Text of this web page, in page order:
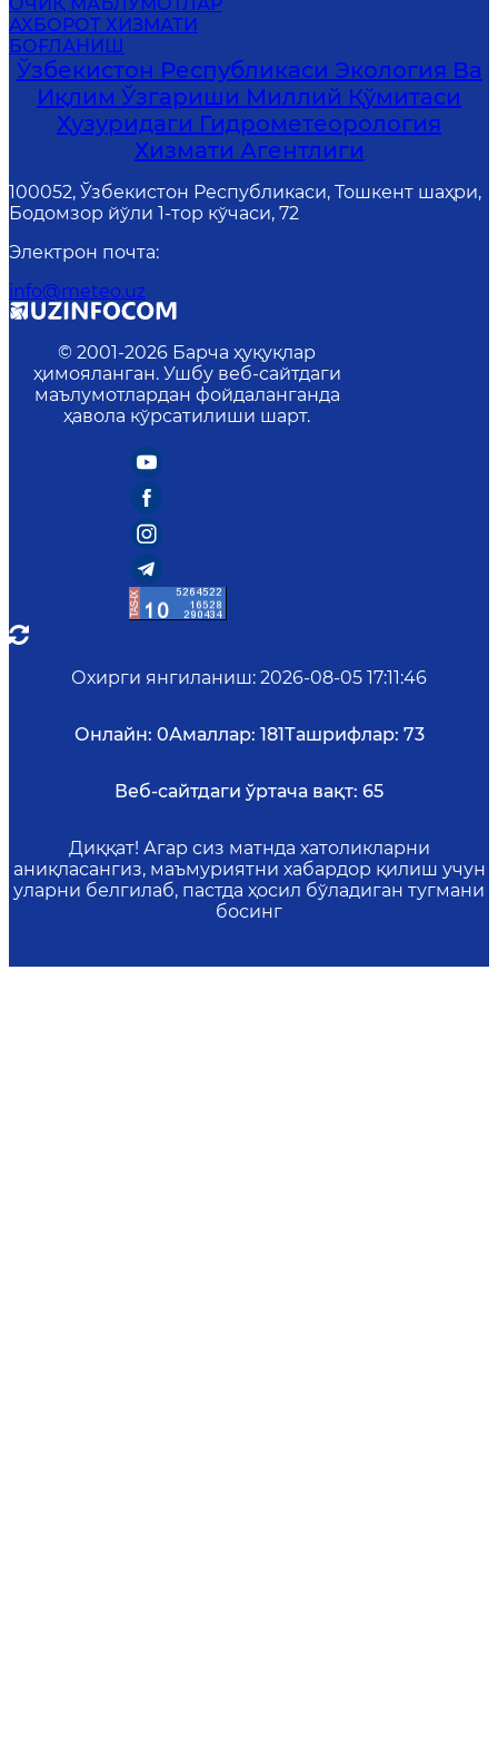
АХБОРОТ ХИЗМАТИ
БОҒЛАНИШ
Ўзбекистон Республикаси Экология Ва
Иқлим Ўзгариши Миллий Қўмитаси
Ҳузуридаги Гидрометеорология
Хизмати Агентлиги
100052, Ўзбекистон Республикаси, Тошкент шаҳри,
Бодомзор йўли 1-тор кўчаси, 72
Электрон почта:
info@meteo.uz
© 2001-2026 Барча ҳуқуқлар
ҳимояланган. Ушбу веб-сайтдаги
маълумотлардан фойдаланганда
ҳавола кўрсатилиши шарт.
Охирги янгиланиш: 2026-08-05 17:11:46
Онлайн: 0Амаллар: 181Ташрифлар: 73
Веб-сайтдаги ўртача вақт: 65
Диққат! Агар сиз матнда хатоликларни
аниқласангиз, маъмуриятни хабардор қилиш учун
уларни белгилаб, пастда ҳосил бўладиган тугмани
босинг